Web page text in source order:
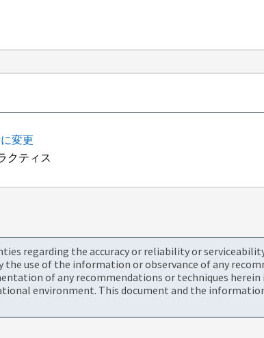
変更
クティス
regarding the accuracy or reliability or
use of the information or observance of any
of any recommendations or techniques
environment. This document and the